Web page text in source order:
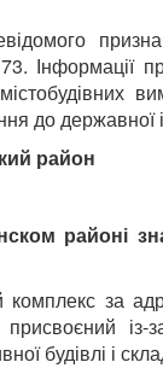
Інформації
до державної
район
районі
за
присвоєний
будівлі і